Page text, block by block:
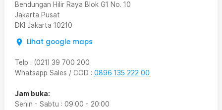
Bendungan Hilir Raya Blok G1 No. 10
Jakarta Pusat
DKI Jakarta 10210
Lihat google maps
Telp : (021) 39 700 200
Whatsapp Sales / COD : 0896 135 222 00
Jam buka:
Senin - Sabtu : 09:00 - 20:00